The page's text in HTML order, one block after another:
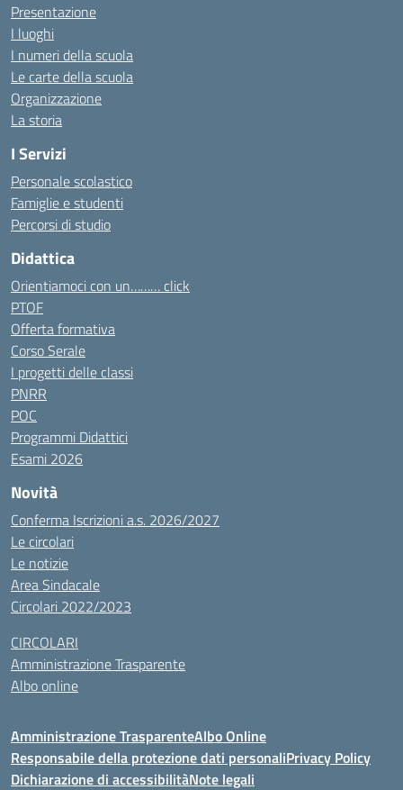
Presentazione
I luoghi
I numeri della scuola
Le carte della scuola
Organizzazione
La storia
I Servizi
Personale scolastico
Famiglie e studenti
Percorsi di studio
Didattica
Orientiamoci con un……… click
PTOF
Offerta formativa
Corso Serale
I progetti delle classi
PNRR
POC
Programmi Didattici
Esami 2026
Novità
Conferma Iscrizioni a.s. 2026/2027
Le circolari
Le notizie
Area Sindacale
Circolari 2022/2023
CIRCOLARI
Amministrazione Trasparente
Albo online
Amministrazione TrasparenteAlbo Online
Responsabile della protezione dati personaliPrivacy Policy
Dichiarazione di accessibilitàNote legali